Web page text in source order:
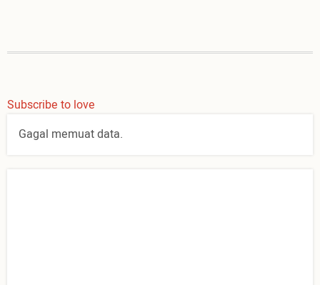
Subscribe to love
Gagal memuat data.